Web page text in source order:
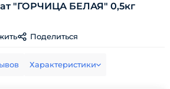
"ГОРЧИЦА БЕЛАЯ" 0,5кг
Поделиться
Характеристики